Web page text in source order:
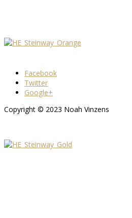
Facebook
Twitter
Google+
Copyright © 2023 Noah Vinzens